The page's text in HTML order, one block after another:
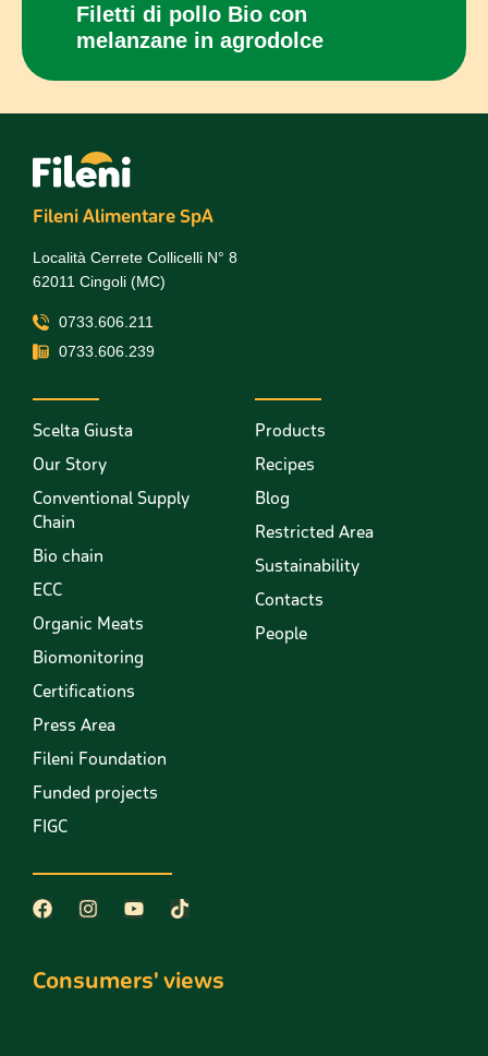
Filetti di pollo Bio con
melanzane in agrodolce
Fileni Alimentare SpA
Località Cerrete Collicelli N° 8
62011 Cingoli (MC)
0733.606.211
0733.606.239
Scelta Giusta
Our Story
Conventional Supply
Chain
Bio chain
ECC
Organic Meats
Biomonitoring
Certifications
Press Area
Fileni Foundation
Funded projects
FIGC
Products
Recipes
Blog
Restricted Area
Sustainability
Contacts
People
Consumers' views